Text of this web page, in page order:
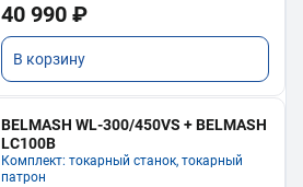
40 990 ₽
В корзину
BELMASH WL-300/450VS + BELMASH
LC100B
Комплект: токарный станок, токарный
патрон